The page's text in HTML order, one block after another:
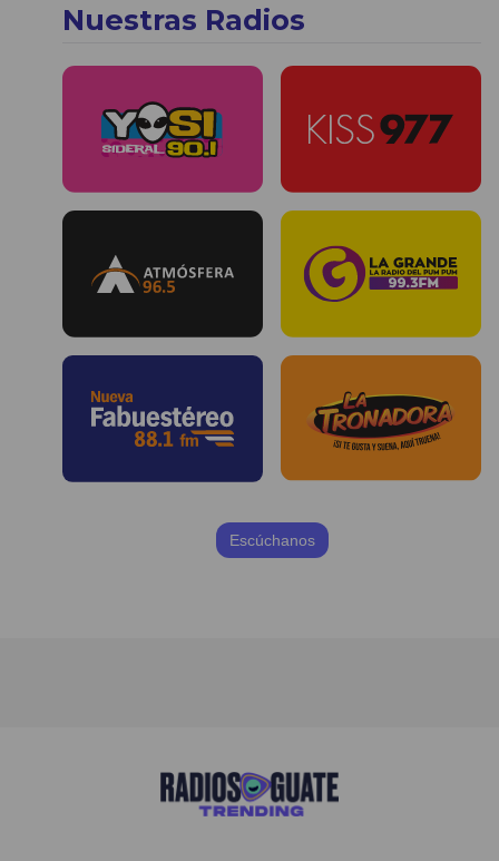
Nuestras Radios
Escúchanos